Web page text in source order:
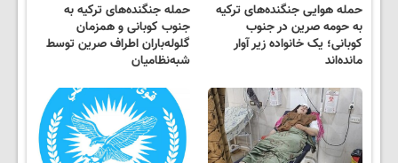
حمله هوایی جنگنده‌های ترکیه
به حومه صرین در جنوب
کوبانی؛ یک خانواده زیر آوار
مانده‌اند
حمله جنگنده‌های ترکیه به
جنوب کوبانی و همزمان
گلوله‌باران اطراف صرین توسط
شبه‌نظامیان